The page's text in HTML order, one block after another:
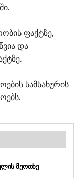
ფაქტზე,
და
სამსახურის
ᲛᲔᲝᲗᲮᲔ